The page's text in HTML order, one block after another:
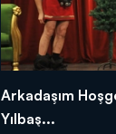
Arkadaşım
Yılbaş...